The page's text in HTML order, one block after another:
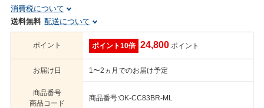
消費税について
送料無料 配送について
ポイント ポイント10倍 24,800 ポイント
お届け日 1〜2ヵ月でのお届け予定
商品番号
商品コード
商品番号:OK-CC83BR-ML